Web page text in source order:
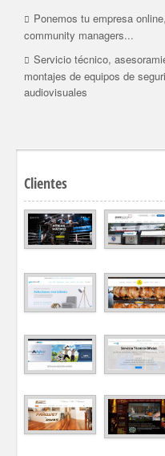
Ponemos tu empresa
community managers...
Servicio técnico,
montajes de equipos de
audiovisuales
Clientes